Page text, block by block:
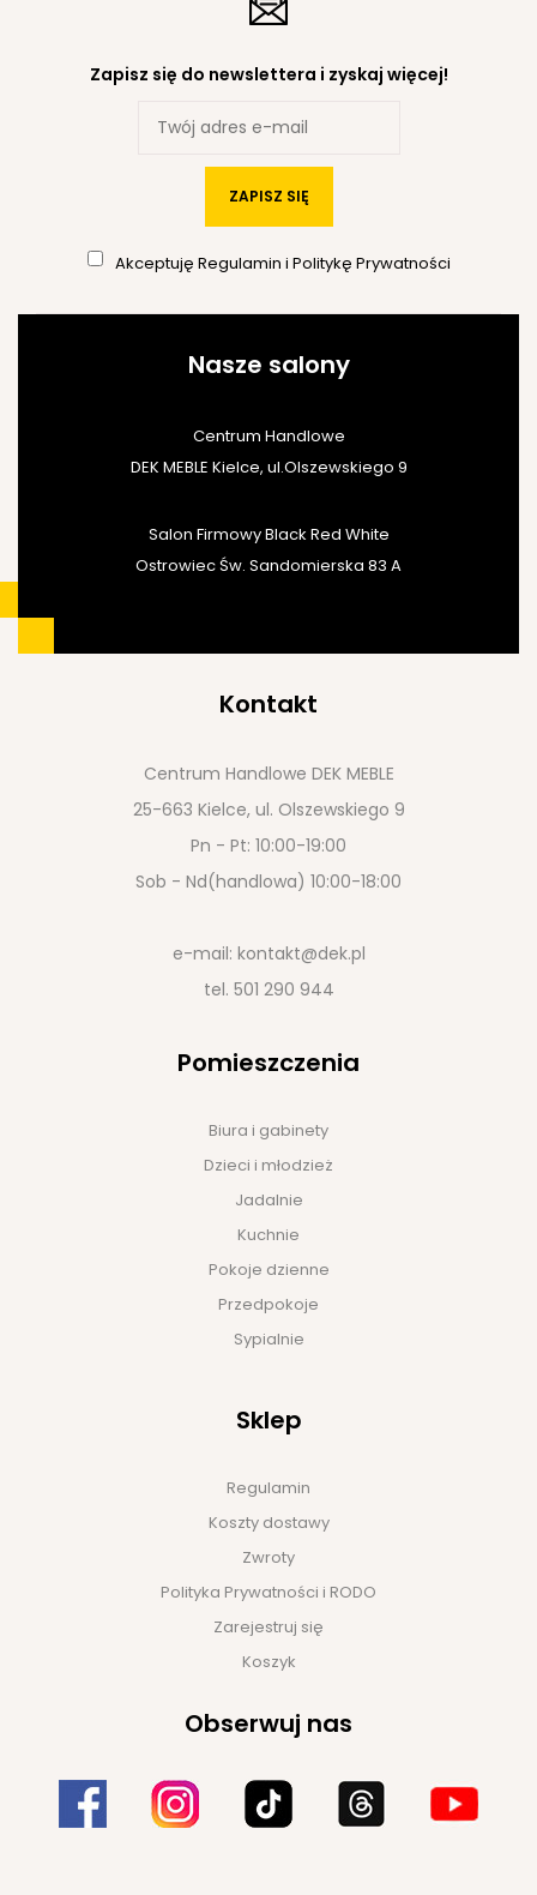
Zapisz się do newslettera i zyskaj więcej!
ZAPISZ SIĘ
Akceptuję Regulamin i Politykę Prywatności
Nasze salony
Centrum Handlowe
DEK MEBLE Kielce, ul.Olszewskiego 9
Salon Firmowy Black Red White
Ostrowiec Św. Sandomierska 83 A
Kontakt
Centrum Handlowe DEK MEBLE
25-663 Kielce, ul. Olszewskiego 9
Pn - Pt: 10:00-19:00
Sob - Nd(handlowa) 10:00-18:00
e-mail: kontakt@dek.pl
tel. 501 290 944
Pomieszczenia
Biura i gabinety
Dzieci i młodzież
Jadalnie
Kuchnie
Pokoje dzienne
Przedpokoje
Sypialnie
Sklep
Regulamin
Koszty dostawy
Zwroty
Polityka Prywatności i RODO
Zarejestruj się
Koszyk
Obserwuj nas